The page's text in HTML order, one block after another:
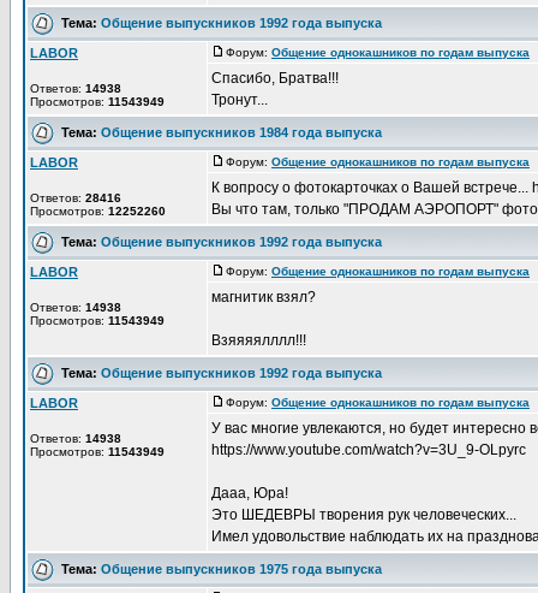
Тема: Общение выпускников 1992 года выпуска
LABOR
Ответов: 14938
Просмотров: 11543949
Форум: Общение однокашников по годам выпуска
Спасибо, Братва!!!
Тронут...
Тема: Общение выпускников 1984 года выпуска
LABOR
Ответов: 28416
Просмотров: 12252260
Форум: Общение однокашников по годам выпуска
К вопросу о фотокарточках о Вашей
Вы что там, только "ПРОДАМ АЭРОПОРТ"
Тема: Общение выпускников 1992 года выпуска
LABOR
Ответов: 14938
Просмотров: 11543949
Форум: Общение однокашников по годам выпуска
магнитик взял?
Взяяяялллл!!!
Тема: Общение выпускников 1992 года выпуска
LABOR
Ответов: 14938
Просмотров: 11543949
Форум: Общение однокашников по годам выпуска
У вас многие увлекаются, но будет интересно
https://www.youtube.com/watch?v=3U_9-OLpyrc
Дааа, Юра!
Это ШЕДЕВРЫ творения рук человеческих...
Имел удовольствие наблюдать их на
Тема: Общение выпускников 1975 года выпуска